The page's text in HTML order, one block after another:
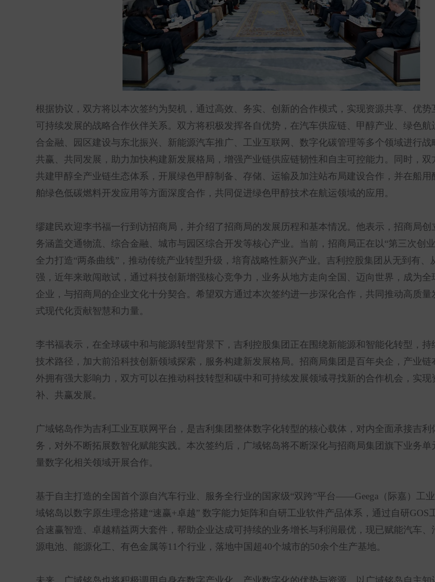
根据协议，双方将以本次签约为契机，通过高效、务实、创新的合作模式，实现资源共享、优势
可持续发展的战略合作伙伴关系。双方将积极发挥各自优势，在汽车供应链、甲醇产业、绿色航
合金融、园区建设与东北振兴、新能源汽车推广、工业互联网、数字化碳管理等多个领域进行战
共赢、共同发展，助力加快构建新发展格局，增强产业链供应链韧性和自主可控能力。同时，双
共建甲醇全产业链生态体系，开展绿色甲醇制备、存储、运输及加注站布局建设合作，并在船用
舶绿色低碳燃料开发应用等方面深度合作，共同促进绿色甲醇技术在航运领域的应用。
缪建民欢迎李书福一行到访招商局，并介绍了招商局的发展历程和基本情况。他表示，招商局创
务涵盖交通物流、综合金融、城市与园区综合开发等核心产业。当前，招商局正在以“第三次创业
全力打造“两条曲线” ，推动传统产业转型升级，培育战略性新兴产业。吉利控股集团从无到有、
强，近年来敢闯敢试，通过科技创新增强核心竞争力，业务从地方走向全国、迈向世界，成为全
企业，与招商局的企业文化十分契合。希望双方通过本次签约进一步深化合作，共同推动高质量
式现代化贡献智慧和力量。
李书福表示，在全球碳中和与能源转型背景下，吉利控股集团正在围绕新能源和智能化转型，持
技术路径，加大前沿科技创新领域探索，服务构建新发展格局。招商局集团是百年央企，产业链
外拥有强大影响力，双方可以在推动科技转型和碳中和可持续发展领域寻找新的合作机会，实现
补、共赢发展。
广域铭岛作为吉利工业互联网平台，是吉利集团整体数字化转型的核心载体，对内全面承接吉利
务，对外不断拓展数智化赋能实践。本次签约后，广域铭岛将不断深化与招商局集团旗下业务单
量数字化相关领域开展合作。
基于自主打造的全国首个源自汽车行业、服务全行业的国家级“双跨”平台——Geega （际嘉）工
域铭岛以数字原生理念搭建“速赢+卓越” 数字能力矩阵和自研工业软件产品体系，通过自研GOS
合速赢智造、卓越精益两大套件，帮助企业达成可持续的业务增长与利润最优，现已赋能汽车、
源电池、能源化工、有色金属等11 个行业，落地中国超40个城市的50余个生产基地。